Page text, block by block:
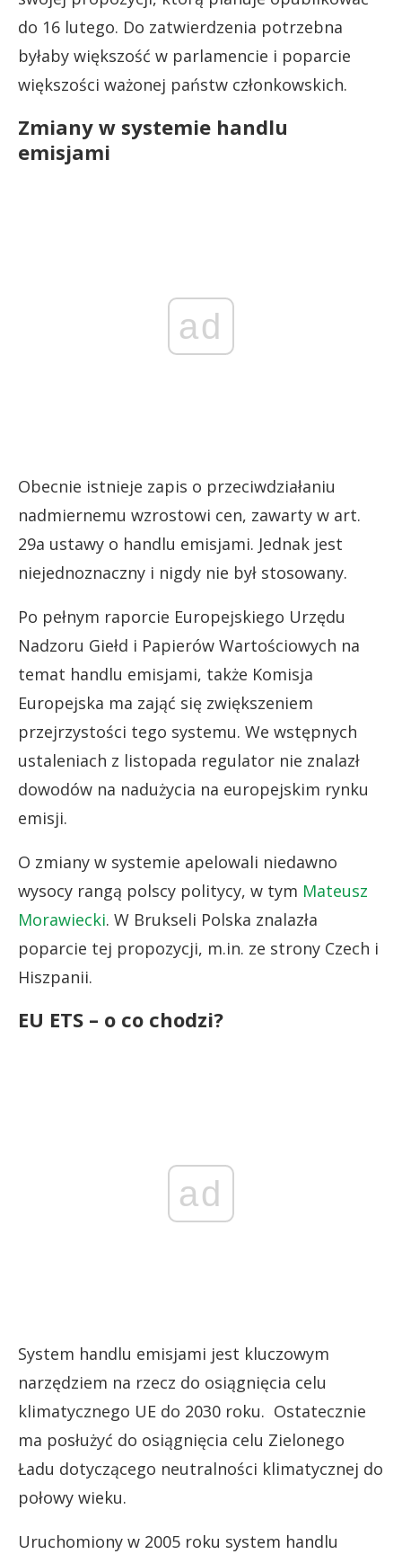
do 16 lutego. Do zatwierdzenia potrzebna
byłaby większość w parlamencie i poparcie
większości ważonej państw członkowskich.
Zmiany w systemie handlu
emisjami
ad
Obecnie istnieje zapis o przeciwdziałaniu
nadmiernemu wzrostowi cen, zawarty w art.
29a ustawy o handlu emisjami. Jednak jest
niejednoznaczny i nigdy nie był stosowany.
Po pełnym raporcie Europejskiego Urzędu
Nadzoru Giełd i Papierów Wartościowych na
temat handlu emisjami, także Komisja
Europejska ma zająć się zwiększeniem
przejrzystości tego systemu. We wstępnych
ustaleniach z listopada regulator nie znalazł
dowodów na nadużycia na europejskim rynku
emisji.
O zmiany w systemie apelowali niedawno
wysocy rangą polscy politycy, w tym Mateusz
Morawiecki. W Brukseli Polska znalazła
poparcie tej propozycji, m.in. ze strony Czech i
Hiszpanii.
EU ETS – o co chodzi?
ad
System handlu emisjami jest kluczowym
narzędziem na rzecz do osiągnięcia celu
klimatycznego UE do 2030 roku. Ostatecznie
ma posłużyć do osiągnięcia celu Zielonego
Ładu dotyczącego neutralności klimatycznej do
połowy wieku.
Uruchomiony w 2005 roku system handlu